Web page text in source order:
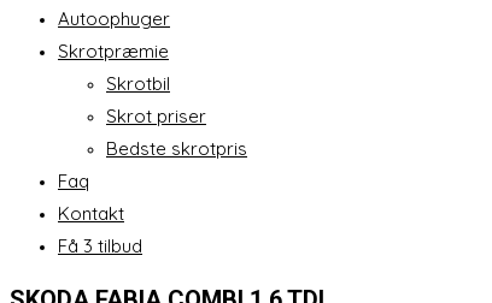
Autoophuger
Skrotpræmie
Skrotbil
Skrot priser
Bedste skrotpris
Faq
Kontakt
Få 3 tilbud